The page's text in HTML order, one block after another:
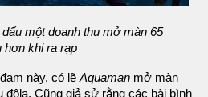
một doanh thu mở màn 65
hơn khi ra rạp
này, có lẽAquaman mở màn
đôla. Cũng giả sử rằng các bài bình